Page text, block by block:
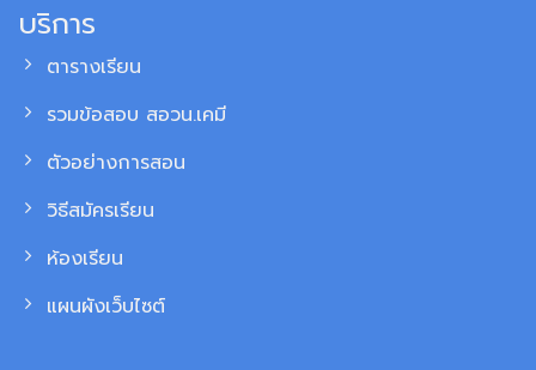
บริการ
ตารางเรียน
รวมข้อสอบ สอวน.เคมี
ตัวอย่างการสอน
วิธีสมัครเรียน
ห้องเรียน
แผนผังเว็บไซต์